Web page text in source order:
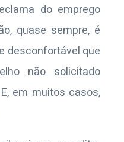
do emprego
quase sempre, é
desconfortável que
não solicitado
em muitos casos,